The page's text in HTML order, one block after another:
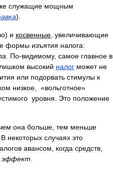
служащие мощным
).
) и косвенные увеличивающие
формы изъятия налога:
По-видимому, самое главное в
высокий налог может не
или подорвать стимулы к
низкое , «вольготное»
уровня Это положение
она больше тем меньше
В некоторых случаях это
авансом когда средств
эффект